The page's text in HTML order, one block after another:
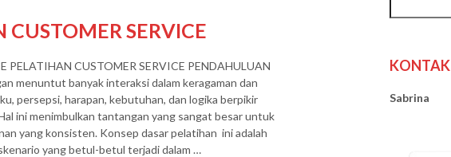
CUSTOMER SERVICE
PELATIHAN CUSTOMER SERVICE PENDAHULUAN
menuntut banyak interaksi dalam keragaman dan
persepsi, harapan, kebutuhan, dan logika berpikir
ini menimbulkan tantangan yang sangat besar untuk
yang konsisten. Konsep dasar pelatihan ini adalah
yang betul-betul terjadi dalam …
KONTAK
Sabrina